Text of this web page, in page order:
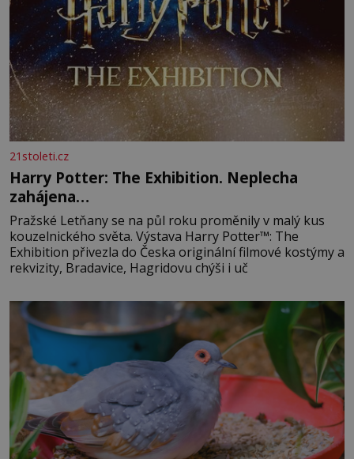
21stoleti.cz
Harry Potter: The Exhibition. Neplecha
zahájena…
Pražské Letňany se na půl roku proměnily v malý kus
kouzelnického světa. Výstava Harry Potter™: The
Exhibition přivezla do Česka originální filmové kostýmy a
rekvizity, Bradavice, Hagridovu chýši i uč